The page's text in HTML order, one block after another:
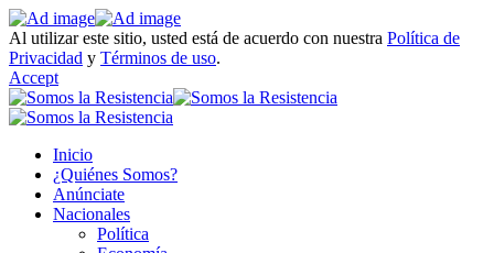
Al utilizar este sitio, usted está de acuerdo con nuestra Política de
Privacidad y Términos de uso.
Accept
Inicio
¿Quiénes Somos?
Anúnciate
Nacionales
Política